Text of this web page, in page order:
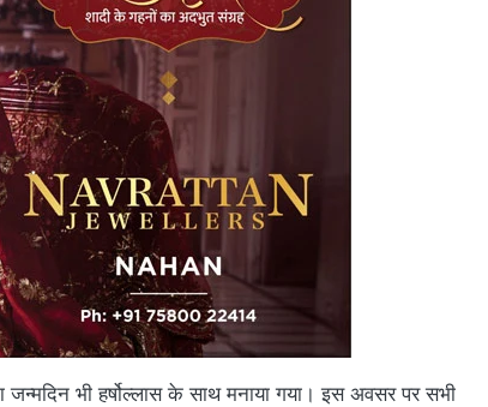
भी हर्षोल्लास के साथ मनाया गया। इस अवसर पर सभी